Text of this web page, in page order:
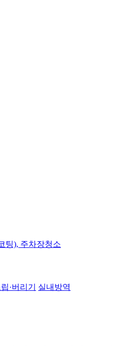
팅), 주차장청소
·버리기
실내방역